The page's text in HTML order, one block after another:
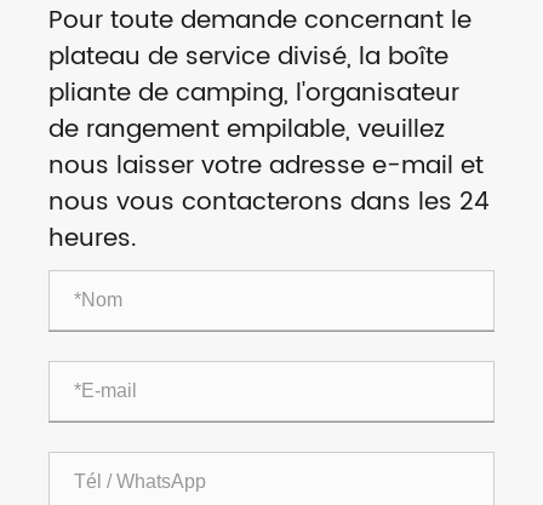
Pour toute demande concernant le
plateau de service divisé, la boîte
pliante de camping, l'organisateur
de rangement empilable, veuillez
nous laisser votre adresse e-mail et
nous vous contacterons dans les 24
heures.